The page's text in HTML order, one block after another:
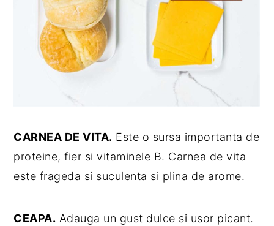
CARNEA DE VITA. Este o sursa importanta de
proteine, fier si vitaminele B. Carnea de vita
este frageda si suculenta si plina de arome.
CEAPA. Adauga un gust dulce si usor picant.